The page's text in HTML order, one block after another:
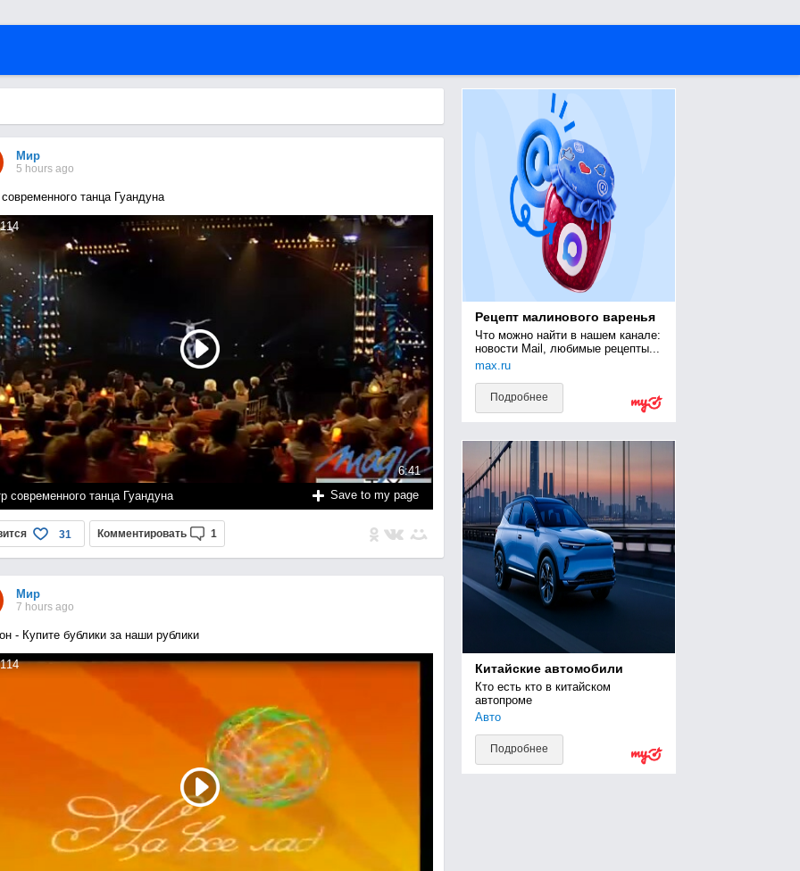
Мир
5 hours ago
танца Гуандуна
6:41
114
современного танца Гуандуна Save to my page
31 Комментировать 1
Мир
7 hours ago
- Купите бублики за наши рублики
114
Рецепт малинового варенья
Что можно найти в нашем канале:
новости Mail, любимые рецепты...
max.ru
Подробнее
Китайские автомобили
Кто есть кто в китайском
автопроме
Авто
Подробнее